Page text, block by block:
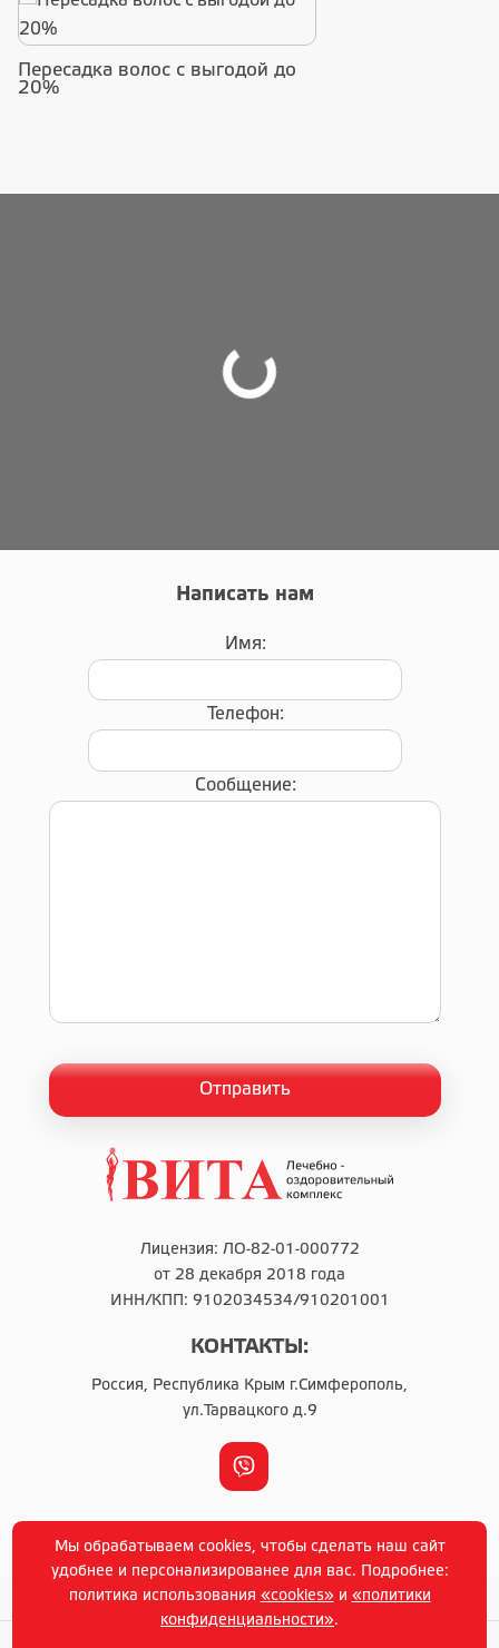
Пересадка волос с выгодой до
20%
Написать нам
Имя:
Телефон:
Сообщение:
Лицензия: ЛО-82-01-000772
от 28 декабря 2018 года
ИНН/КПП: 9102034534/910201001
КОНТАКТЫ:
Россия, Республика Крым г.Симферополь,
ул.Тарвацкого д.9
г. Симферополь © Copyright 2014-2021 г
Политика конфиденциальности
Мы обрабатываем cookies, чтобы сделать наш сайт
удобнее и персонализированее для вас. Подробнее:
политика использования «cookies» и «политики
конфиденциальности».